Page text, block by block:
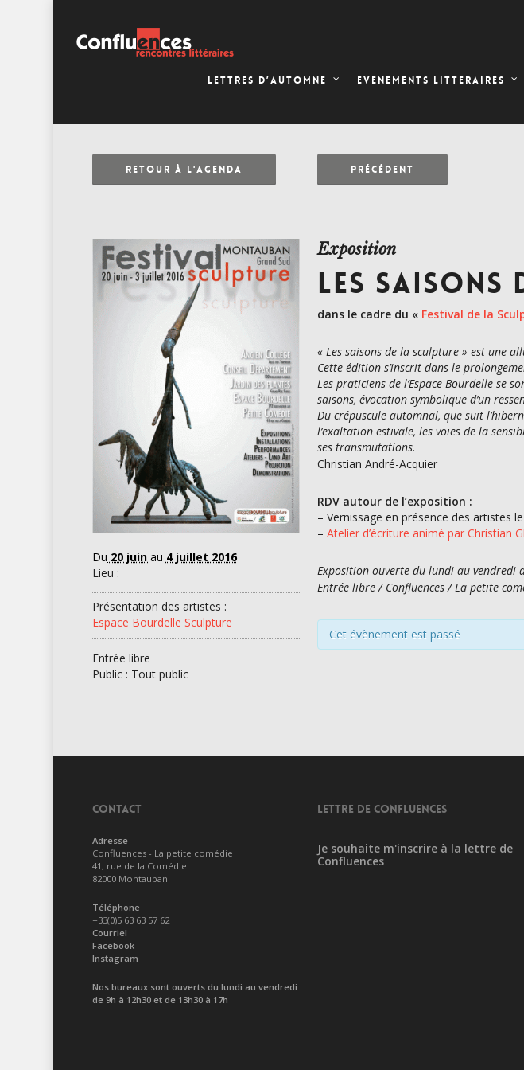
LETTRES D’AUTOMNE EVENEMENTS LITTERAIRES
RETOUR À L'AGENDA PRÉCÉDENT
Du 20 juin au 4 juillet 2016
Lieu :
Présentation des artistes :
Espace Bourdelle Sculpture
Entrée libre
Public : Tout public
Exposition
LES SAISONS
dans le cadre du « Festival de la
« Les saisons de la sculpture » est une
Cette édition s’inscrit dans le
Les praticiens de l’Espace Bourdelle se
saisons, évocation symbolique d’un
Du crépuscule automnal, que suit
l’exaltation estivale, les voies de la
ses transmutations.
Christian André-Acquier
RDV autour de l’exposition :
– Vernissage en présence des artistes
–Atelier d’écriture animé par Christian
Exposition ouverte du lundi au vendredi
Entrée libre / Confluences / La petite
Cet évènement est passé
CONTACT
Adresse
Confluences - La petite comédie
41, rue de la Comédie
82000 Montauban
Téléphone
+33(0)5 63 63 57 62
Courriel
Facebook
Instagram
Nos bureaux sont ouverts du lundi au vendredi
de 9h à 12h30 et de 13h30 à 17h
LETTRE DE CONFLUENCES
Je souhaite m'inscrire à la lettre de
Confluences